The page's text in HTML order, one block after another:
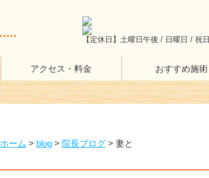
【定休日】土曜日午後 / 日曜日 / 祝日
アクセス・料金 おすすめ施術
ホーム > blog > 院長ブログ > 妻と